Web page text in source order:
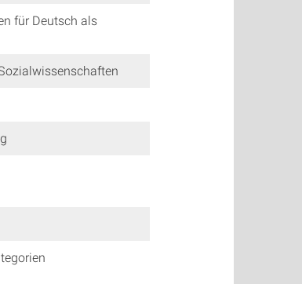
für Deutsch als